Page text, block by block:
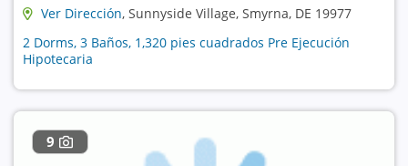
Ver Dirección, Sunnyside Village, Smyrna, DE 19977
2 Dorms, 3 Baños, 1,320 pies cuadrados Pre Ejecución
Hipotecaria
9